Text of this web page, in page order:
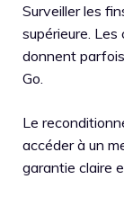
Surveiller les
supérieure. Les
donnent
Go.
Le
accéder à un
garantie claire